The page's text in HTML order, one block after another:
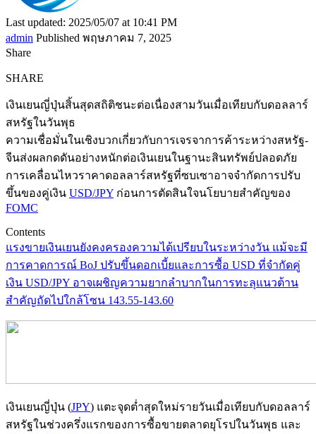
Last updated: 2025/05/07 at 10:41 PM
admin Published พฤษภาคม 7, 2025
Share
SHARE
เงินเยนญี่ปุ่นสิ้นสุดสถิติชนะต่อเนื่องสามวันเมื่อเทียบกับดอลลาร์
สหรัฐในวันพุธ
ความเชื่อมั่นในเชิงบวกเกี่ยวกับการเจรจาการค้าระหว่างสหรัฐ-
จีนส่งผลกดดันอย่างหนักต่อเงินเยนในฐานะสินทรัพย์ปลอดภัย
การเคลื่อนไหวราคาดอลลาร์สหรัฐที่ซบเซาอาจจำกัดการปรับ
ขึ้นของคู่เงิน USD/JPY ก่อนการตัดสินใจนโยบายสำคัญของ
FOMC
Contents
แรงขายเงินเยนยังคงครองความได้เปรียบในระหว่างวัน แม้จะมี
การคาดการณ์ BoJ ปรับขึ้นดอกเบี้ยและการซื้อ USD ที่จำกัดคู่
เงิน USD/JPY อาจเผชิญความยากลำบากในการทะลุแนวต้าน
สำคัญถัดไปใกล้โซน 143.55-143.60
เงินเยนญี่ปุ่น (JPY) แตะจุดต่ำสุดใหม่รายวันเมื่อเทียบกับดอลลาร์
สหรัฐในช่วงครึ่งแรกของการซื้อขายตลาดยุโรปในวันพุธ และ